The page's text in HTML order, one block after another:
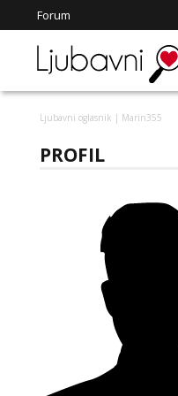
Forum
Ljubavni oglasnik | Marin355
PROFIL